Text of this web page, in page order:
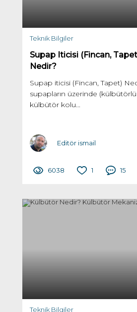
Teknik Bilgiler
Supap Iticisi (Fincan,
Nedir?
Supap iticisi (Fincan, Tapet)
supapların üzerinde
külbütör kolu...
Editör ismail
6038 1 15
Teknik Bilgiler